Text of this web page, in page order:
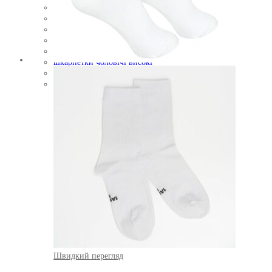
шкарпетки зимові
шкарпетки на новий рік
шкарпетки різдвяні
шкарпетки утеплені
шкарпетки чоловічі високі
Швидкий перегляд